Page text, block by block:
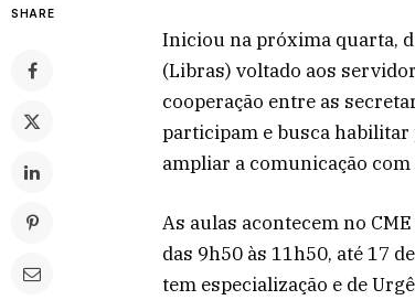
SHARE
Iniciou na próxima quarta,
(Libras) voltado aos
cooperação entre as
participam e busca
ampliar a comunicação com
As aulas acontecem no
das 9h50 às 11h50, até 17
tem especialização e de